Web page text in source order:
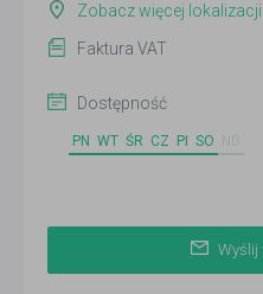
Zobacz więcej
Faktura VAT
Dostępność
PN WT ŚR CZ PI SO
Wyślij